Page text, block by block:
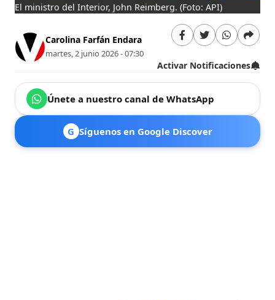
El ministro del Interior, John Reimberg. (Foto: API)
Carolina Farfán Endara
martes, 2 junio 2026 - 07:30
Activar Notificaciones
Únete a nuestro canal de WhatsApp
G Síguenos en Google Discover